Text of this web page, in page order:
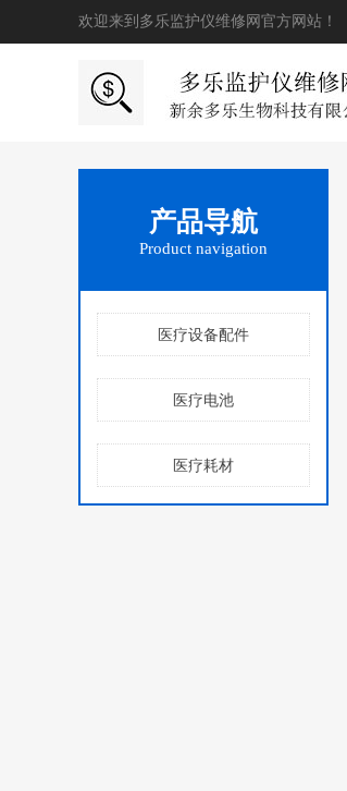
欢迎来到多乐监护仪维修网官方网站！
产品导航
Product navigation
医疗设备配件
医疗电池
医疗耗材